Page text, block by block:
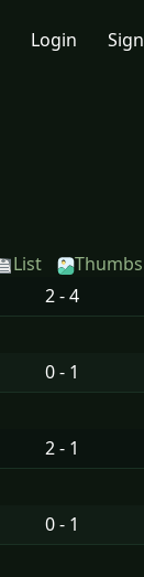
Login
List Thumbs
2 - 4
0 - 1
2 - 1
0 - 1